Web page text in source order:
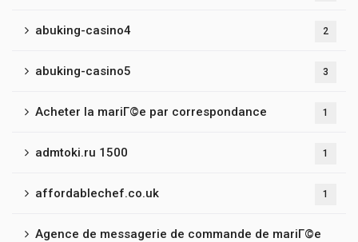
abuking-casino4 2
abuking-casino5 3
Acheter la mariГ©e par correspondance 1
admtoki.ru 1500 1
affordablechef.co.uk 1
Agence de messagerie de commande de mariГ©e